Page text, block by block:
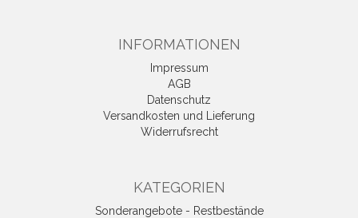
INFORMATIONEN
Impressum
AGB
Datenschutz
Versandkosten und Lieferung
Widerrufsrecht
KATEGORIEN
Sonderangebote - Restbestände